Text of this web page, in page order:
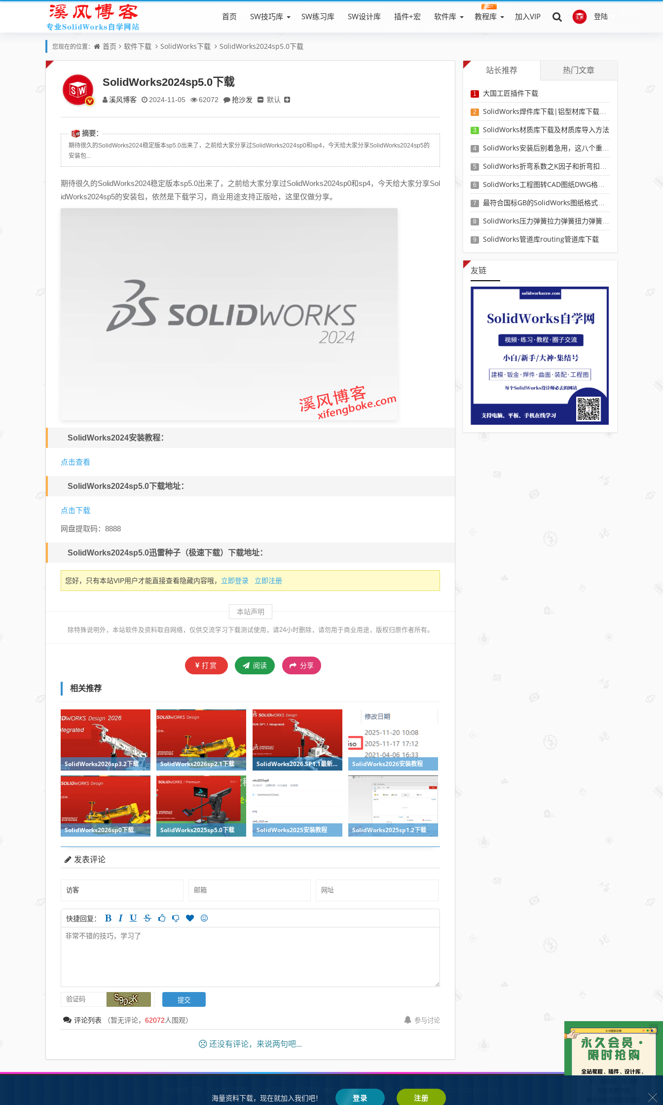
登陆
首页 SW技巧库 SW练习库 SW设计库 插件+宏 软件库 教程库 加入VIP
您现在的位置： 首页 软件下载 SolidWorks下载 SolidWorks2024sp5.0下载
SolidWorks2024sp5.0下载
溪风博客 2024-11-05 62072 抢沙发 默认
摘要：
期待很久的SolidWorks2024稳定版本sp5.0出来了，之前给大家分享过SolidWorks2024sp0和sp4，今天给大家分享SolidWorks2024sp5的
安装包...
期待很久的SolidWorks2024稳定版本sp5.0出来了，之前给大家分享过SolidWorks2024sp0和sp4，今天给大家分享Sol
idWorks2024sp5的安装包，依然是下载学习，商业用途支持正版哈，这里仅做分享。
SolidWorks2024安装教程：
点击查看
SolidWorks2024sp5.0下载地址：
点击下载
网盘提取码：8888
SolidWorks2024sp5.0迅雷种子（极速下载）下载地址：
您好，只有本站VIP用户才能直接查看隐藏内容哦， 立即登录 立即注册
本站声明
除特殊说明外，本站软件及资料取自网络，仅供交流学习下载测试使用，请24小时删除，请勿用于商业用途，版权归原作者所有。
打赏 阅读 分享
相关推荐
SolidWorks2026sp3.2下载 SolidWorks2026sp2.1下载 SolidWorks2026.SP1.1最新版免费下载 SolidWorks2026安装教程
SolidWorks2026sp0下载 SolidWorks2025sp5.0下载 SolidWorks2025安装教程 SolidWorks2025sp1.2下载
发表评论
快捷回复：
评论列表 （暂无评论， 62072人围观） 参与讨论
还没有评论，来说两句吧...
站长推荐 热门文章
1 大国工匠插件下载
2 SolidWorks焊件库下载|铝型材库下载|附sw焊件库添加配置使用教程
3 SolidWorks材质库下载及材质库导入方法
4 SolidWorks安装后别着急用，这八个重要SolidWorks设置可以提高你的画图效率
5 SolidWorks折弯系数之K因子和折弯扣除表-溪风推荐
6 SolidWorks工程图转CAD图纸DWG格式映射文件无乱码可分层-溪风亲测推荐
7 最符合国标GB的SolidWorks图纸格式和图纸模板下载-溪风专用版
8 SolidWorks压力弹簧拉力弹簧扭力弹簧涡卷弹簧自动生成宏程序下载
9 SolidWorks管道库routing管道库下载
友链
鲁ICP备2021002287号-1鲁公网安备 37132902372928号
×
海量资料下载，现在就加入我们吧！ 登录 注册